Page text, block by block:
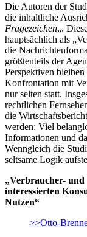
Die Autoren der
die inhaltliche
Fragezeichen„.
hauptsächlich als
die
größtenteils der
Perspektiven
Konfrontation mit
nur selten statt.
rechtlichen
die
werden: Viel
Informationen und
Wenngleich die
seltsame Logik
„Verbraucher- und
interessierten
Nutzen“
>>Otto-